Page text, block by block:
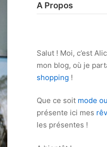
A Propos
Salut ! Moi, c’est
mon blog, où je
shopping !
Que ce soit mode
présente ici mes
les présentes !